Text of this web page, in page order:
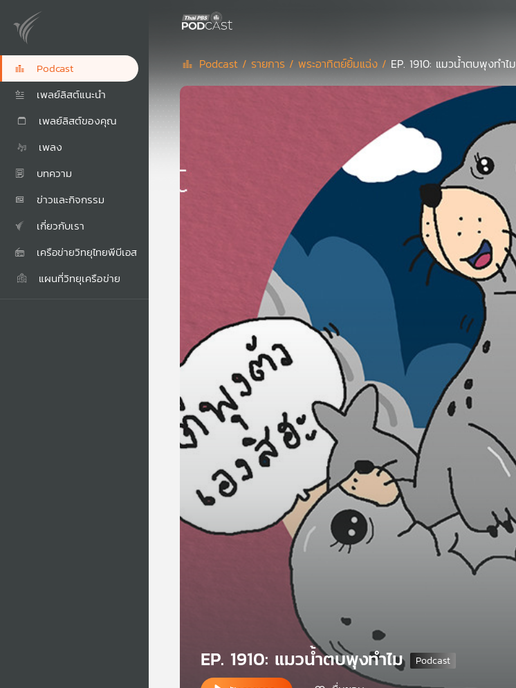
Podcast
เพลย์ลิสต์แนะนำ
เพลย์ลิสต์ของคุณ
เพลง
บทความ
ข่าวและกิจกรรม
เกี่ยวกับเรา
เครือข่ายวิทยุไทยพีบีเอส
แผนที่วิทยุเครือข่าย
Podcast / รายการ /พระอาทิตย์ยิ้มแฉ่ง / EP. 1910: แมวน้ำตบพุงทำไม
EP. 1910: แมวน้ำตบพุงทำไม